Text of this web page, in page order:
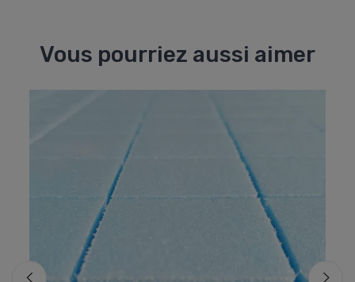
Vous pourriez aussi aimer